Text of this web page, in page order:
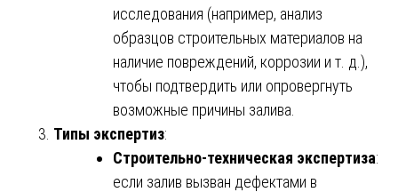
исследования (например, анализ
образцов строительных материалов на
наличие повреждений, коррозии и т. д.),
чтобы подтвердить или опровергнуть
возможные причины залива.
Типы экспертиз:
Строительно-техническая экспертиза:
если залив вызван дефектами в